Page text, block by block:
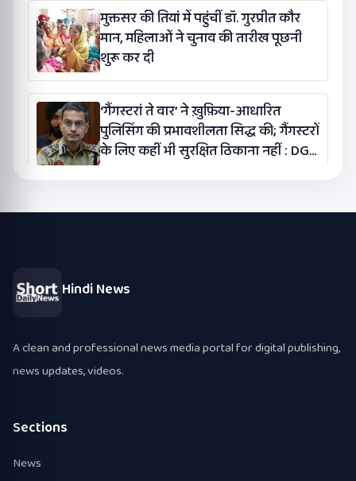
मुक्तसर की तियां में पहुंचीं डॉ. गुरप्रीत कौर
मान, महिलाओं ने चुनाव की तारीख पूछनी
शुरू कर दी
‘गैंगस्टरां ते वार’ ने ख़ुफ़िया-आधारित
पुलिसिंग की प्रभावशीलता सिद्ध की; गैंगस्टरों
के लिए कहीं भी सुरक्षित ठिकाना नहीं : DGP
Hindi News
A clean and professional news media portal for digital publishing,
news updates, videos.
Sections
News